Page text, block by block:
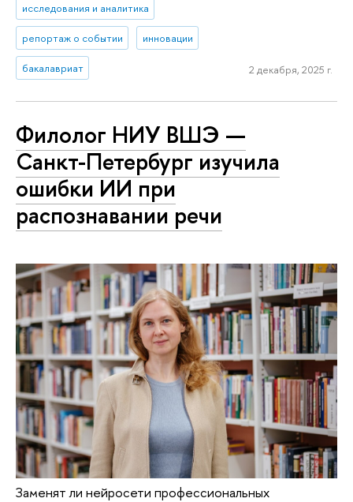
исследования и аналитика
репортаж о событии инновации
бакалавриат 2 декабря, 2025 г.
Филолог НИУ ВШЭ —
Санкт-Петербург изучила
ошибки ИИ при
распознавании речи
Заменят ли нейросети профессиональных